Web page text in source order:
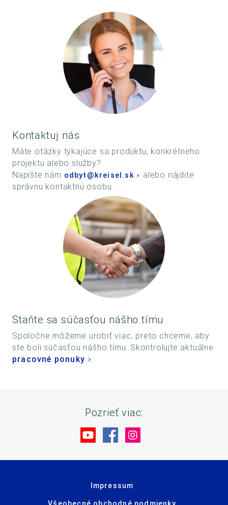
Kontaktuj nás
Máte otázky týkajúce sa produktu, konkrétneho
projektu alebo služby?
Napíšte nám odbyt@kreisel.sk
alebo nájdite
správnu kontaktnú osobu.
Staňte sa súčasťou nášho tímu
Spoločne môžeme urobiť viac, preto chceme, aby
ste boli súčasťou nášho tímu. Skontrolujte aktuálne
pracovné ponuky
.
Pozrieť viac:
Navštívte nás na YouTube
Navštívte nás na
Impressum